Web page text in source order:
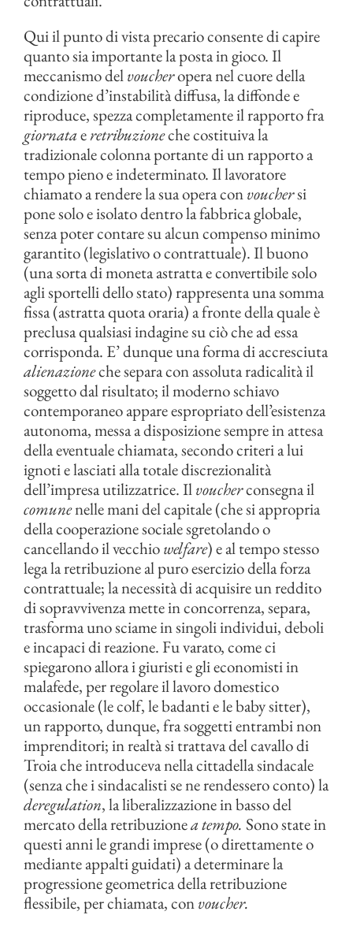
Qui il punto di vista precario consente di capire
quanto sia importante la posta in gioco. Il
meccanismo delvoucheropera nel cuore della
condizione d’instabilità diffusa, la diffonde e
riproduce, spezza completamente il rapporto fra
giornataeretribuzioneche costituiva la
tradizionale colonna portante di un rapporto a
tempo pieno e indeterminato. Il lavoratore
chiamato a rendere la sua opera convouchersi
pone solo e isolato dentro la fabbrica globale,
senza poter contare su alcun compenso minimo
garantito (legislativo o contrattuale). Il buono
(una sorta di moneta astratta e convertibile solo
agli sportelli dello stato) rappresenta una somma
fissa (astratta quota oraria) a fronte della quale è
preclusa qualsiasi indagine su ciò che ad essa
corrisponda. E’ dunque una forma di accresciuta
alienazioneche separa con assoluta radicalità il
soggetto dal risultato; il moderno schiavo
contemporaneo appare espropriato dell’esistenza
autonoma, messa a disposizione sempre in attesa
della eventuale chiamata, secondo criteri a lui
ignoti e lasciati alla totale discrezionalità
dell’impresa utilizzatrice. Ilvoucherconsegna il
comunenelle mani del capitale (che si appropria
della cooperazione sociale sgretolando o
cancellando il vecchiowelfare) e al tempo stesso
lega la retribuzione al puro esercizio della forza
contrattuale; la necessità di acquisire un reddito
di sopravvivenza mette in concorrenza, separa,
trasforma uno sciame in singoli individui, deboli
e incapaci di reazione. Fu varato, come ci
spiegarono allora i giuristi e gli economisti in
malafede, per regolare il lavoro domestico
occasionale (le colf, le badanti e le baby sitter),
un rapporto, dunque, fra soggetti entrambi non
imprenditori; in realtà si trattava del cavallo di
Troia che introduceva nella cittadella sindacale
(senza che i sindacalisti se ne rendessero conto) la
deregulation, la liberalizzazione in basso del
mercato della retribuzionea tempo. Sono state in
questi anni le grandi imprese (o direttamente o
mediante appalti guidati) a determinare la
progressione geometrica della retribuzione
flessibile, per chiamata, convoucher.